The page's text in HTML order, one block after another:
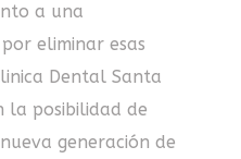
a una
eliminar esas
Dental Santa
la posibilidad de
generación de